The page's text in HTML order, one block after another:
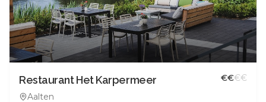
Restaurant Het Karpermeer
Aalten
€€€€